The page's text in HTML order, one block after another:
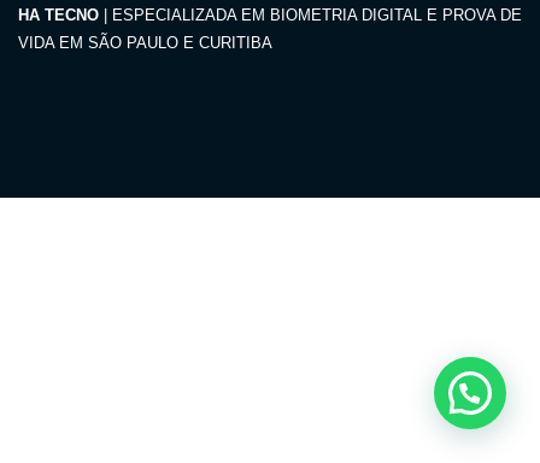
HA TECNO | ESPECIALIZADA EM BIOMETRIA DIGITAL E PROVA DE
VIDA EM SÃO PAULO E CURITIBA